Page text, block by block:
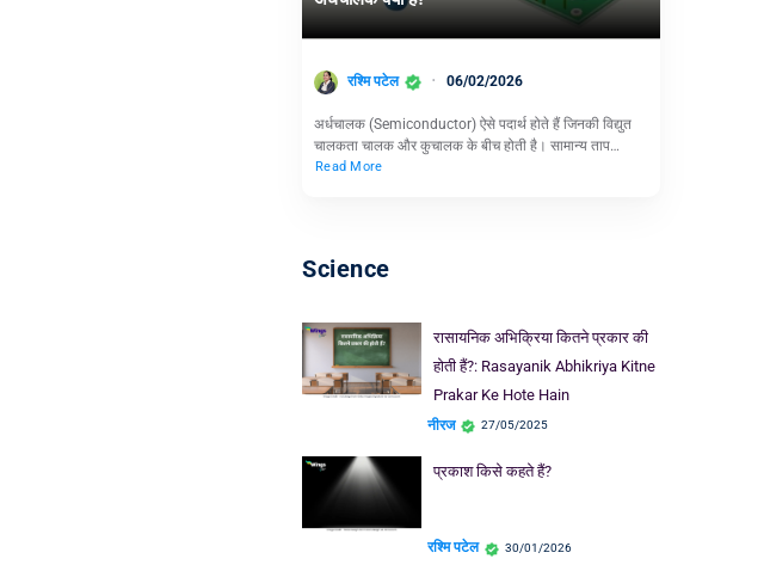
रश्मि पटेल 06/02/2026
अर्धचालक (Semiconductor) ऐसे पदार्थ होते हैं जिनकी विद्युत
चालकता चालक और कुचालक के बीच होती है। सामान्य ताप…
Read More
Science
रासायनिक अभिक्रिया कितने प्रकार की
होती हैं?: Rasayanik Abhikriya Kitne
Prakar Ke Hote Hain
नीरज 27/05/2025
प्रकाश किसे कहते हैं?
रश्मि पटेल 30/01/2026